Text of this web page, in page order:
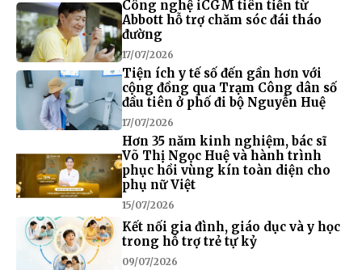
Công nghệ iCGM tiên tiến từ
Abbott hỗ trợ chăm sóc đái tháo
đường
17/07/2026
Tiện ích y tế số đến gần hơn với
cộng đồng qua Trạm Công dân số
đầu tiên ở phố đi bộ Nguyễn Huệ
17/07/2026
Hơn 35 năm kinh nghiệm, bác sĩ
Võ Thị Ngọc Huệ và hành trình
phục hồi vùng kín toàn diện cho
phụ nữ Việt
15/07/2026
Kết nối gia đình, giáo dục và y học
trong hỗ trợ trẻ tự kỷ
09/07/2026